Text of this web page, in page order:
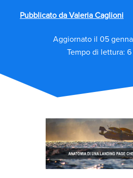
Pubblicato da Valeria Caglioni
Aggiornato il 05
Tempo di lettura: